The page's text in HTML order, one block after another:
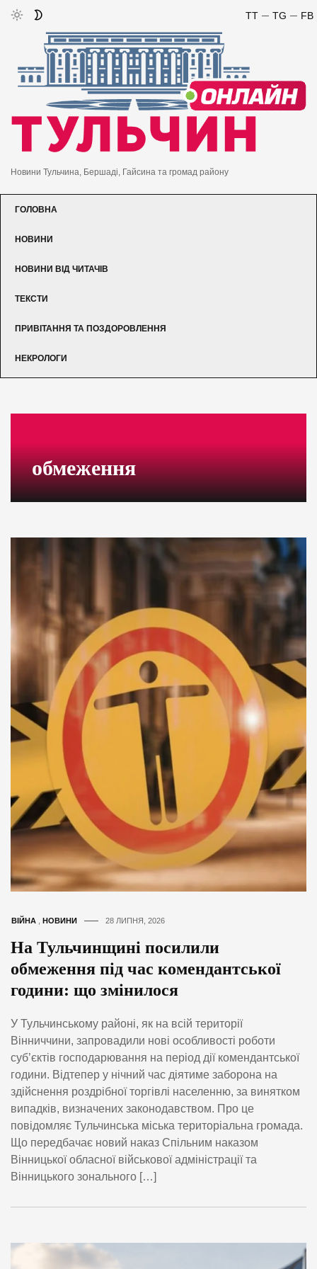
FB
TG
TT
Новини Тульчина, Бершаді, Гайсина та громад району
ГОЛОВНА
НОВИНИ
НОВИНИ ВІД ЧИТАЧІВ
ТЕКСТИ
ПРИВІТАННЯ ТА ПОЗДОРОВЛЕННЯ
НЕКРОЛОГИ
обмеження
ВІЙНА НОВИНИ 28 ЛИПНЯ, 2026
На Тульчинщині посилили
обмеження під час комендантської
години: що змінилося
У Тульчинському районі, як на всій території
Вінниччини, запровадили нові особливості роботи
суб’єктів господарювання на період дії комендантської
години. Відтепер у нічний час діятиме заборона на
здійснення роздрібної торгівлі населенню, за винятком
випадків, визначених законодавством. Про це
повідомляє Тульчинська міська територіальна громада.
Що передбачає новий наказ Спільним наказом
Вінницької обласної військової адміністрації та
Вінницького зонального […]